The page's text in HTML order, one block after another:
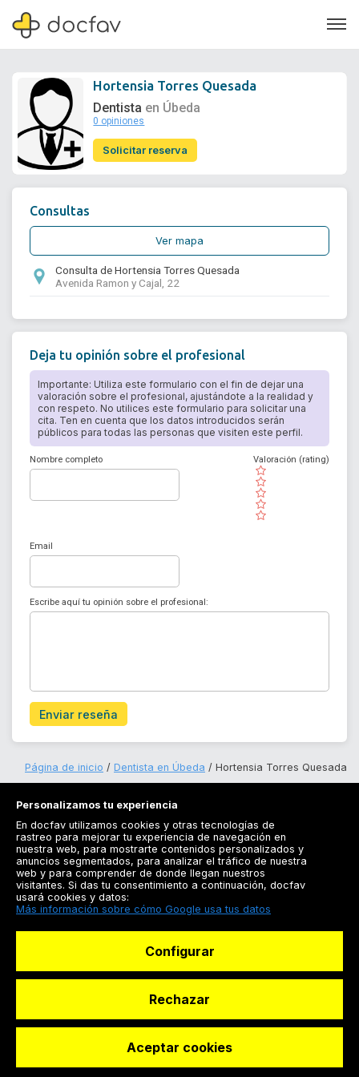
Soporte
Hortensia Torres Quesada
Dentista en Úbeda
0 opiniones
Solicitar reserva
Solicitar reserva
Consultas
Ver mapa
Consulta de Hortensia Torres Quesada
Avenida Ramon y Cajal, 22
Deja tu opinión sobre el profesional
Importante: Utiliza este formulario con el fin de dejar una
valoración sobre el profesional, ajustándote a la realidad y
con respeto. No utilices este formulario para solicitar una
cita. Ten en cuenta que los datos introducidos serán
públicos para todas las personas que visiten este perfil.
Nombre completo
( )
( )
( )
( )
( )
Valoración (rating)
Email
Escribe aquí tu opinión sobre el profesional:
Enviar reseña
Página de inicio Dentista en Úbeda Hortensia Torres Quesada
Registrarse
Docfav
© Dashboard Technologies S.L
Personalizamos tu experiencia
En docfav utilizamos cookies y otras tecnologías de
rastreo para mejorar tu experiencia de navegación en
nuestra web, para mostrarte contenidos personalizados y
anuncios segmentados, para analizar el tráfico de nuestra
web y para comprender de donde llegan nuestros
visitantes. Si das tu consentimiento a continuación, docfav
usará cookies y datos:
Más información sobre cómo Google usa tus datos
Configurar
Rechazar
Aceptar cookies